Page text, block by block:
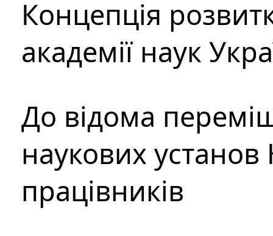
Концепція
академії наук
До відома
наукових установ
працівників